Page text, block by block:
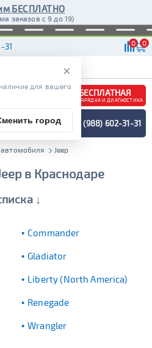
БЕСПЛАТНО
заказов с 9 до 19)
31 0 0
ДОСТАВКА
БЕСПЛАТНАЯ
ЗАРЯДКА И ДИАГНОСТИКА
+7 (988) 602-31-31
Jeep
в Краснодаре
↓
Commander
Gladiator
Liberty (North America)
Renegade
Wrangler
×
для вашего
город